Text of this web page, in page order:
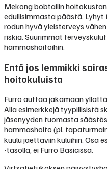
Mekong bobtailin
edullisimmasta päästä.
rodun hyvä yleisterveys
riskiä. Suurimmat
hammashoitoihin.
Entä jos lemmikki
hoitokuluista
Furro auttaa jakamaan
Alla esimerkkejä tyypillisistä
jäsenyyden tuomasta
hammashoito (pl.
kuulu jaettaviin kuluihin. Osa
-tasolla, ei Furro Basicissa.